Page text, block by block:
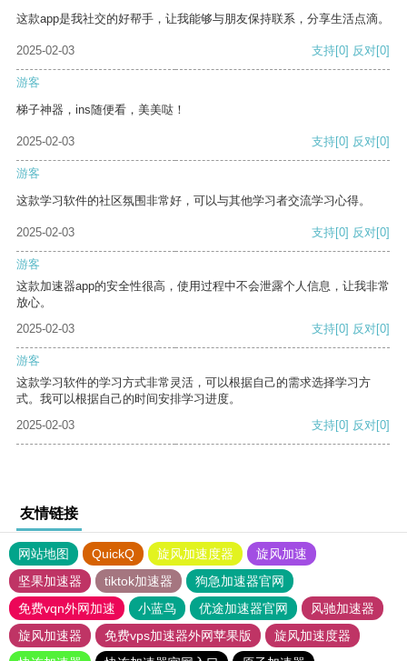
这款app是我社交的好帮手，让我能够与朋友保持联系，分享生活点滴。
2025-02-03 支持[0] 反对[0]
游客
梯子神器，ins随便看，美美哒！
2025-02-03 支持[0] 反对[0]
游客
这款学习软件的社区氛围非常好，可以与其他学习者交流学习心得。
2025-02-03 支持[0] 反对[0]
游客
这款加速器app的安全性很高，使用过程中不会泄露个人信息，让我非常
放心。
2025-02-03
支持[0] 反对[0]
游客
这款学习软件的学习方式非常灵活，可以根据自己的需求选择学习方
式。我可以根据自己的时间安排学习进度。
2025-02-03
支持[0] 反对[0]
友情链接
网站地图 QuickQ 旋风加速度器
旋风加速
坚果加速器
tiktok加速器
狗急加速器官网
免费vqn外网加速
小蓝鸟 优途加速器官网
风驰加速器
旋风加速器
免费vps加速器外网苹果版
旋风加速度器